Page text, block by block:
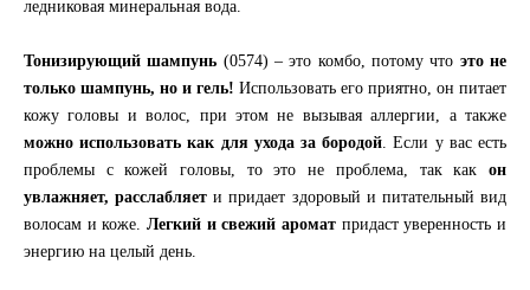
ледниковая минеральная вода.
Тонизирующий шампунь (0574) – это комбо, потому что это не
только шампунь, но и гель! Использовать его приятно, он питает
кожу головы и волос, при этом не вызывая аллергии, а также
можно использовать как для ухода за бородой . Если у вас есть
проблемы с кожей головы, то это не проблема, так как он
увлажняет, расслабляети придает здоровый и питательный вид
волосам и коже. Легкий и свежий аромат придаст уверенность и
энергию на целый день.